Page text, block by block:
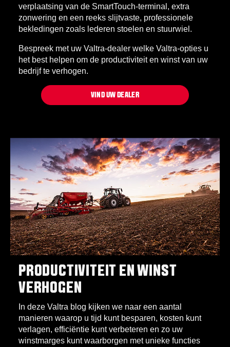
verplaatsing van de SmartTouch-terminal, extra
zonwering en een reeks slijtvaste, professionele
bekledingen zoals lederen stoelen en stuurwiel.
Bespreek met uw Valtra-dealer welke Valtra-opties u
het best helpen om de productiviteit en winst van uw
bedrijf te verhogen.
VIND UW DEALER
PRODUCTIVITEIT EN WINST
VERHOGEN
In deze Valtra blog kijken we naar een aantal
manieren waarop u tijd kunt besparen, kosten kunt
verlagen, efficiëntie kunt verbeteren en zo uw
winstmarges kunt waarborgen met unieke functies